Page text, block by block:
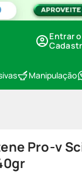
Entrar
Manipulação
Pro-v